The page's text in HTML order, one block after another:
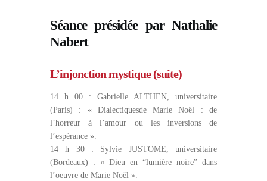
Séance présidée par Nathalie
Nabert
L’injonction mystique (suite)
14 h 00 : Gabrielle ALTHEN, universitaire
(Paris) : « Dialectiquesde Marie Noël : de
l’horreur à l’amour ou les inversions de
l’espérance ».
14 h 30 : Sylvie JUSTOME, universitaire
(Bordeaux) : « Dieu en “lumière noire” dans
l’oeuvre de Marie Noël ».